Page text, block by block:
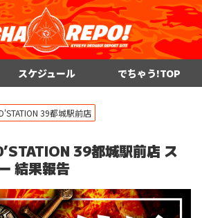
スケジュール でちゃう!TOP
39都城駅前店
39都城駅前店 ス
結果報告